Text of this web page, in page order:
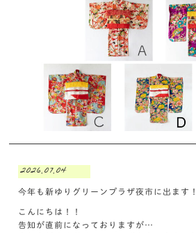
2026.07.04
今年も新ゆりグリーンプラザ夜市に出ます！
こんにちは！！
告知が直前になっておりますが…